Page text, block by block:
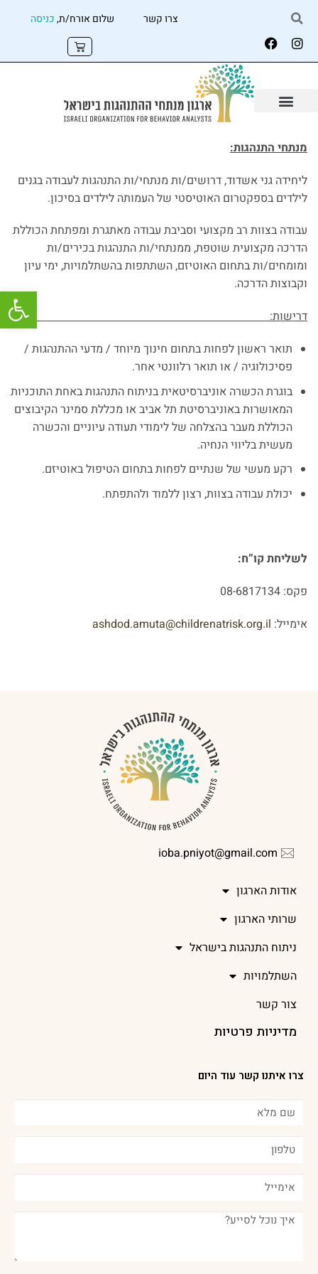
צרו קשר שלום אורח/ת,כניסה
מנתחי התנהגות:
ליחידה גני אשדוד, דרושים/ות מנתחי/ות התנהגות לעבודה בגנים
לילדים בספקטרום האוטיסטי של העמותה לילדים בסיכון.
עבודה בצוות רב מקצועי וסביבת עבודה מאתגרת ומפתחת הכוללת
הדרכה מקצועית שוטפת, ממנתחי/ות התנהגות בכירים/ות
ומומחים/ות בתחום האוטיזם, השתתפות בהשתלמויות, ימי עיון
וקבוצות הדרכה.
תואר ראשון לפחות בתחום חינוך מיוחד / מדעי ההתנהגות /
פסיכולוגיה / או תואר רלוונטי אחר.
בוגרת הכשרה אוניברסיטאית בניתוח התנהגות באחת התוכניות
המאושרות באוניברסיטת תל אביב או מכללת סמינר הקיבוצים
הכוללת מעבר בהצלחה של לימודי תעודה עיוניים והכשרה
מעשית בליווי הנחיה.
רקע מעשי של שנתיים לפחות בתחום הטיפול באוטיזם.
יכולת עבודה בצוות, רצון ללמוד ולהתפתח.
לשליחת קו”ח:
פקס: 08-6817134
אימייל: ashdod.amuta@childrenatrisk.org.il
ioba.pniyot@gmail.com
אודות הארגון
שרותי הארגון
ניתוח התנהגות בישראל
השתלמויות
צור קשר
מדיניות פרטיות
צרו איתנו קשר עוד היום